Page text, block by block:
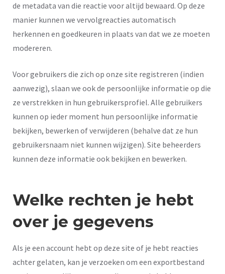
de metadata van die reactie voor altijd bewaard. Op deze
manier kunnen we vervolgreacties automatisch
herkennen en goedkeuren in plaats van dat we ze moeten
modereren.
Voor gebruikers die zich op onze site registreren (indien
aanwezig), slaan we ook de persoonlijke informatie op die
ze verstrekken in hun gebruikersprofiel. Alle gebruikers
kunnen op ieder moment hun persoonlijke informatie
bekijken, bewerken of verwijderen (behalve dat ze hun
gebruikersnaam niet kunnen wijzigen). Site beheerders
kunnen deze informatie ook bekijken en bewerken.
Welke rechten je hebt
over je gegevens
Als je een account hebt op deze site of je hebt reacties
achter gelaten, kan je verzoeken om een exportbestand